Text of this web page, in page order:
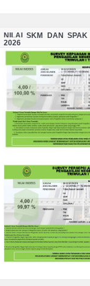
NILAI SKM DAN SPAK
2026